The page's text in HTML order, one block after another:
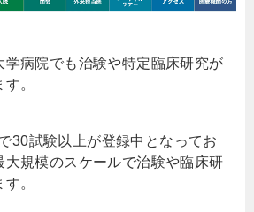
学病院でも治験や特定臨床研究が
。
30試験以上が登録中となってお
大規模のスケールで治験や臨床研
。